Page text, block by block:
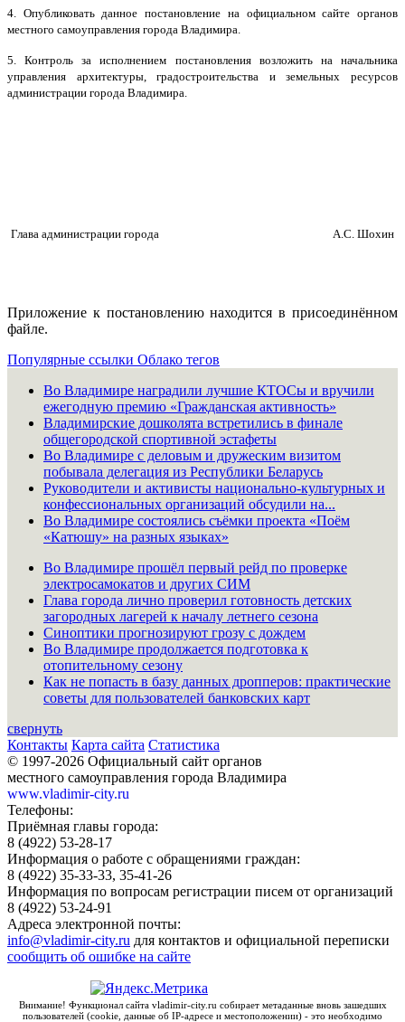
4. Опубликовать данное постановление на официальном сайте органов
местного самоуправления города Владимира.
5. Контроль за исполнением постановления возложить на начальника
управления архитектуры, градостроительства и земельных ресурсов
администрации города Владимира.
Глава администрации города А.С. Шохин
Приложение к постановлению находится в присоединённом
файле.
Популярные ссылки Облако тегов
Во Владимире наградили лучшие КТОСы и вручили
ежегодную премию «Гражданская активность»
Владимирские дошколята встретились в финале
общегородской спортивной эстафеты
Во Владимире с деловым и дружеским визитом
побывала делегация из Республики Беларусь
Руководители и активисты национально-культурных и
конфессиональных организаций обсудили на...
Во Владимире состоялись съёмки проекта «Поём
«Катюшу» на разных языках»
Во Владимире прошёл первый рейд по проверке
электросамокатов и других СИМ
Глава города лично проверил готовность детских
загородных лагерей к началу летнего сезона
Синоптики прогнозируют грозу с дождем
Во Владимире продолжается подготовка к
отопительному сезону
Как не попасть в базу данных дропперов: практические
советы для пользователей банковских карт
свернуть
Контакты Карта сайта Статистика
© 1997-2026 Официальный сайт органов
местного самоуправления города Владимира
www.vladimir-city.ru
Телефоны:
Приёмная главы города:
8 (4922) 53-28-17
Информация о работе с обращениями граждан:
8 (4922) 35-33-33, 35-41-26
Информация по вопросам регистрации писем от организаций
8 (4922) 53-24-91
Адреса электронной почты:
info@vladimir-city.ru для контактов и официальной переписки
сообщить об ошибке на сайте
Внимание! Функционал сайта vladimir-city.ru собирает метаданные вновь зашедших
пользователей (cookie, данные об IP-адресе и местоположении) - это необходимо